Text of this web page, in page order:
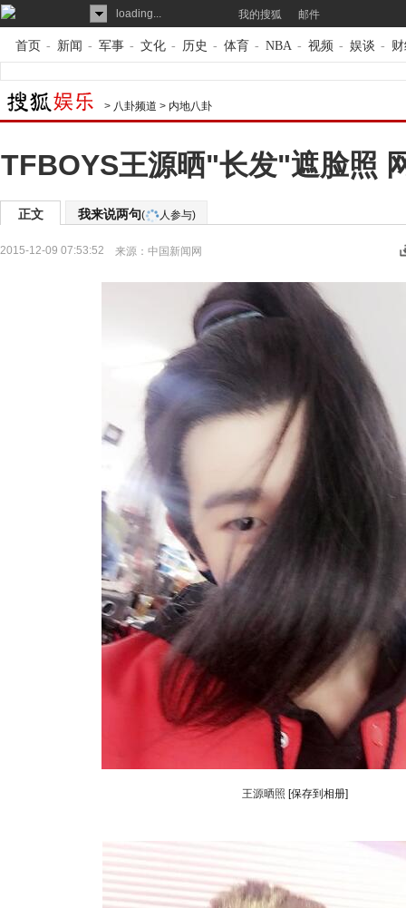
loading... 我的搜狐 邮件
首页 - 新闻 - 军事 - 文化 - 历史 - 体育 - NBA - 视频 - 娱谈 -
> 八卦频道 > 内地八卦
TFBOYS王源晒"长发"遮脸照
正文 我来说两句( 人参与)
2015-12-09 07:53:52 来源： 中国新闻网
王源晒照 [保存到相册]